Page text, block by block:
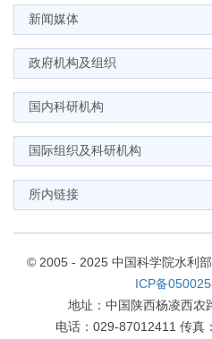
© 2005 - 2025 中国科学院水利
ICP备
地址：中国陕西杨凌西农
电话：029-87012411 传真